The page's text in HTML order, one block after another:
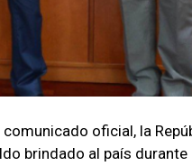
oficial, la
brindado al país